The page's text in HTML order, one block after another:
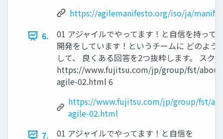
https://agilemanifesto.org/iso/ja/
6.
01 アジャイルでやってます！と自信を持って
開発をしています！というチームに どのよ
して、 良くある回答を2つ抜粋します。 スク
https://www.fujitsu.com/jp/group/fst/
agile-02.html 6
https://www.fujitsu.com/jp/group/fst/
agile-02.html
7.
01 アジャイルでやってます！と自信を